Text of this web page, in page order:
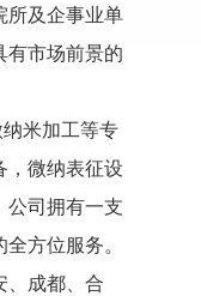
所及企事业单
有市场前景的
米加工等专
，微纳表征设
公司拥有一支
方位服务。
、成都、合